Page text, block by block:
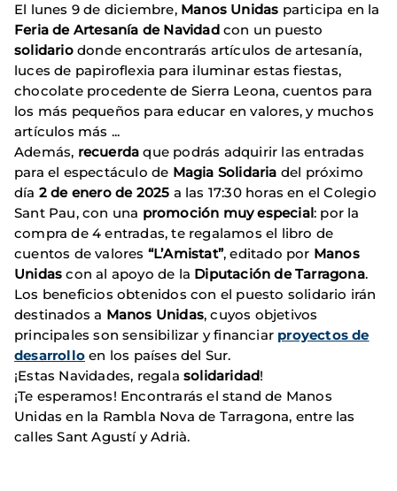
El lunes 9 de diciembre, Manos Unidas participa en la
Feria de Artesanía de Navidadcon un puesto
solidariodonde encontrarás artículos de artesanía,
luces de papiroflexia para iluminar estas fiestas,
chocolate procedente de Sierra Leona, cuentos para
los más pequeños para educar en valores, y muchos
artículos más ...
Además, recuerda que podrás adquirir las entradas
para el espectáculo de Magia Solidaria del próximo
día 2 de enero de 2025 a las 17:30 horas en el Colegio
Sant Pau, con una promoción muy especial: por la
compra de 4 entradas, te regalamos el libro de
cuentos de valores “L’Amistat”, editado por Manos
Unidas con al apoyo de la Diputación de Tarragona.
Los beneficios obtenidos con el puesto solidario irán
destinados a Manos Unidas, cuyos objetivos
principales son sensibilizar y financiar proyectos de
desarrollo en los países del Sur.
¡Estas Navidades, regala solidaridad!
¡Te esperamos! Encontrarás el stand de Manos
Unidas en la Rambla Nova de Tarragona, entre las
calles Sant Agustí y Adrià.